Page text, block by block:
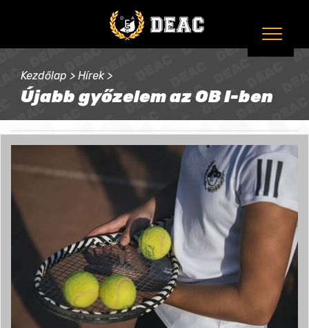
Kezdőlap > Hírek >
Újabb győzelem az OB I-ben